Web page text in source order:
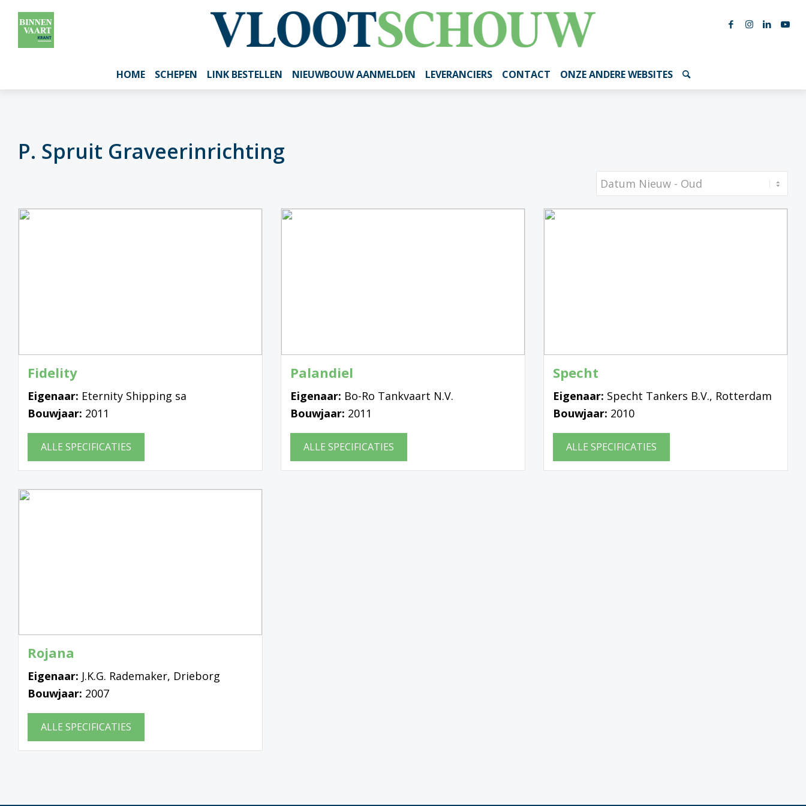
HOME SCHEPEN LINK BESTELLEN NIEUWBOUW AANMELDEN LEVERANCIERS CONTACT ONZE ANDERE WEBSITES
P. Spruit Graveerinrichting
Fidelity
Eigenaar: Eternity Shipping sa
Bouwjaar: 2011
ALLE SPECIFICATIES
Palandiel
Eigenaar: Bo-Ro Tankvaart N.V.
Bouwjaar: 2011
ALLE SPECIFICATIES
Specht
Eigenaar: Specht Tankers B.V., Rotterdam
Bouwjaar: 2010
ALLE SPECIFICATIES
Rojana
Eigenaar: J.K.G. Rademaker, Drieborg
Bouwjaar: 2007
ALLE SPECIFICATIES